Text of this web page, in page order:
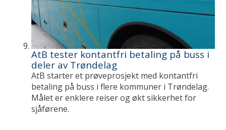
AtB tester kontantfri betaling på buss i
deler av Trøndelag
AtB starter et prøveprosjekt med kontantfri
betaling på buss i flere kommuner i Trøndelag.
Målet er enklere reiser og økt sikkerhet for
sjåførene.